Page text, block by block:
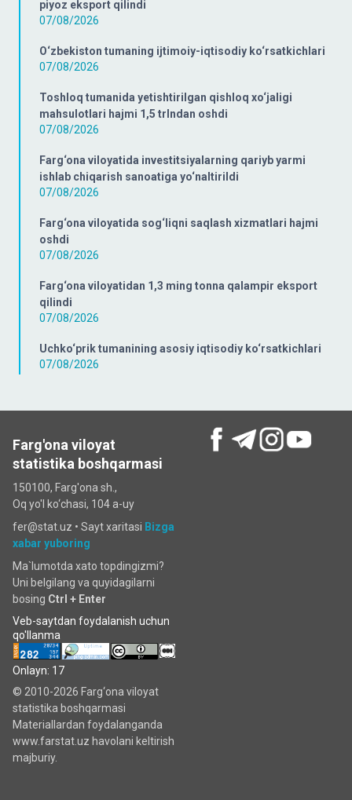
piyoz eksport qilindi
07/08/2026
O‘zbekiston tumaning ijtimoiy-iqtisodiy ko‘rsatkichlari
07/08/2026
Toshloq tumanida yetishtirilgan qishloq xo‘jaligi
mahsulotlari hajmi 1,5 trlndan oshdi
07/08/2026
Farg‘ona viloyatida investitsiyalarning qariyb yarmi
ishlab chiqarish sanoatiga yo‘naltirildi
07/08/2026
Farg‘ona viloyatida sog‘liqni saqlash xizmatlari hajmi
oshdi
07/08/2026
Farg‘ona viloyatidan 1,3 ming tonna qalampir eksport
qilindi
07/08/2026
Uchko‘prik tumanining asosiy iqtisodiy ko‘rsatkichlari
07/08/2026
Farg'ona viloyat
statistika boshqarmasi
150100, Farg'ona sh.,
Oq yo'l ko‘chаsi, 104 a-uy
fer@stat.uz • Sayt xaritasi Bizga
xabar yuboring
Ma`lumotda xato topdingizmi?
Uni belgilang va quyidagilarni
bosing Ctrl + Enter
Veb-saytdan foydalanish uchun
qo'llanma
Onlayn: 17
© 2010-2026 Farg‘ona viloyat
statistika boshqarmasi
Materiallardan foydalanganda
www.farstat.uz havolani keltirish
majburiy.